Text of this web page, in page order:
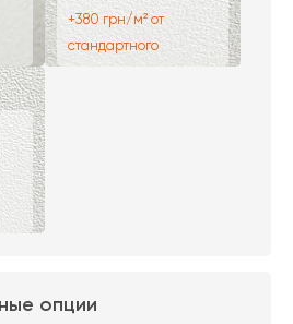
+380 грн/м² от
стандартного
опции